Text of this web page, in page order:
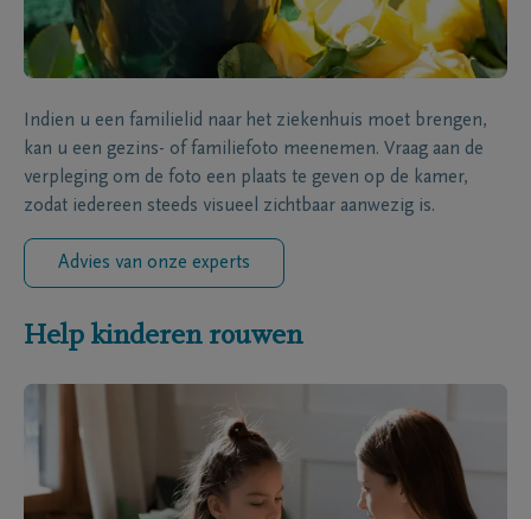
Indien u een familielid naar het ziekenhuis moet brengen,
kan u een gezins- of familiefoto meenemen. Vraag aan de
verpleging om de foto een plaats te geven op de kamer,
zodat iedereen steeds visueel zichtbaar aanwezig is.
Advies van onze experts
Help kinderen rouwen